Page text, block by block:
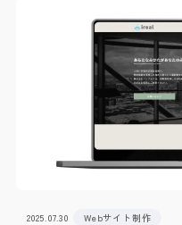
2025.07.30 Webサイト制作